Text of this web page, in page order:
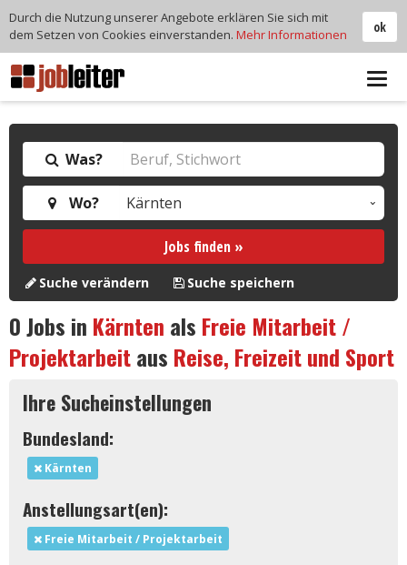
Was?
Wo?
Jobs finden »
Suche verändern Suche speichern
0Jobs in Kärnten als Freie Mitarbeit /
Projektarbeitaus Reise, Freizeit und Sport
Ihre Sucheinstellungen
Bundesland:
Kärnten
Anstellungsart(en):
Freie Mitarbeit / Projektarbeit
ok
Durch die Nutzung unserer Angebote erklären Sie sich mit
dem Setzen von Cookies einverstanden. Mehr Informationen